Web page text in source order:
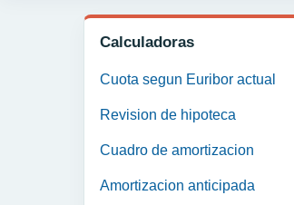
Calculadoras
Cuota segun Euribor actual
Revision de hipoteca
Cuadro de amortizacion
Amortizacion anticipada